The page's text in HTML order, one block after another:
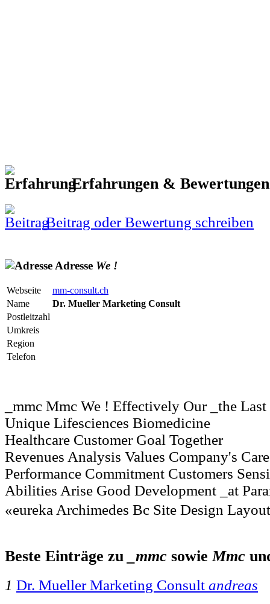
Erfahrungen &
Beitrag oder Bewertung schreiben
Adresse We !
Webseite
mm-consult.ch
Name
Dr. Mueller Marketing Consult
Postleitzahl
Umkreis
Region
Telefon
_mmc Mmc We ! Effectively Our _the Last
Unique Lifesciences Biomedicine
Healthcare Customer Goal Together
Revenues Analysis Values Company's
Performance Commitment Customers
Abilities Arise Good Development _at
«eureka Archimedes Bc Site Design
Beste Einträge zu _mmc sowieMmc
1 Dr. Mueller Marketing Consult andreas